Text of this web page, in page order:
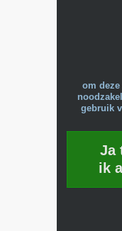
om
gebruik
Ja
ik